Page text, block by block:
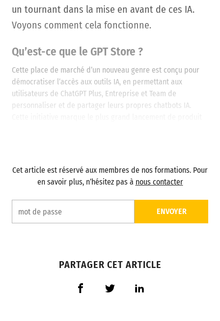
un tournant dans la mise en avant de ces IA.
Voyons comment cela fonctionne.
Qu’est-ce que le GPT Store ?
Cette place de marché d’un nouveau genre est conçu pour
démocratiser l’accès aux outils IA, en permettant aux
utilisateurs de ChatGPT Plus, Entreprise et Team de
personnaliser et de partager leurs propres chatbots IA.
Cet article est réservé aux membres de nos formations. Pour
en savoir plus, n’hésitez pas à nous contacter
PARTAGER CET ARTICLE